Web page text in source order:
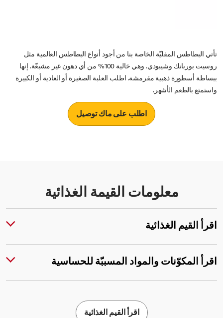
تأتي البطاطس المقليّة الخاصة بنا من أجود أنواع البطاطس العالمية مثل
روسيت بوربانك وشيبودي. وهي خالية 100% من أي دهون غير مشبعّة. إنها
ببساطة أسطورة ذهبية مقرمشة. اطلب العلبة الصغيرة أو العادية أو الكبيرة
واستمتع بالطعم الأشهر.
اطلب على ماك توصيل
معلومات القيمة الغذائية
اقرأ القيم الغذائية
اقرأ المكوّنات والمواد المسببّة للحساسية
اقرأ القيم الغذائية